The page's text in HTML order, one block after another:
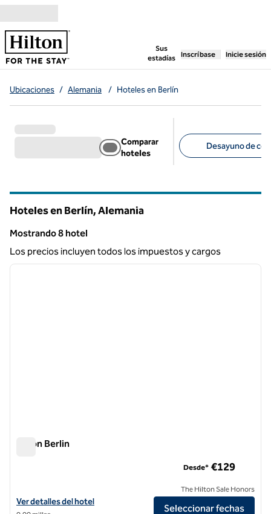
Saltar a contenido
Sus
estadías
, abre una pestaña
Inscríbase Inicie sesión
Ubicaciones / Alemania / Hoteles en Berlín
Comparar
hoteles
Desayuno de
Hoteles en Berlín, Alemania
Mostrando 8 hotel
Mostrando 8 hotel
Los precios incluyen todos los impuestos y cargos
1 de 12
Hilton Berlin
Ver detalles del hotel Hilton Berlin
Ver detalles del hotel
Desde* €129
The Hilton Sale Honors
Seleccionar fechas